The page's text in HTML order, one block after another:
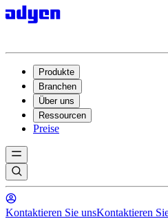
Produkte
Branchen
Über uns
Ressourcen
Preise
Kontaktieren Sie unsKontaktieren